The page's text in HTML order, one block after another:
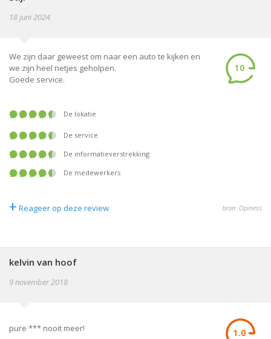
18 juni 2024
We zijn daar geweest om naar een auto te kijken en
we zijn heel netjes geholpen.
Goede service.
10
De lokatie
De service
De informatieverstrekking
De medewerkers
+ Reageer op deze review bron: Opiness
kelvin van hoof
9 november 2018
pure *** nooit meer! 1.0